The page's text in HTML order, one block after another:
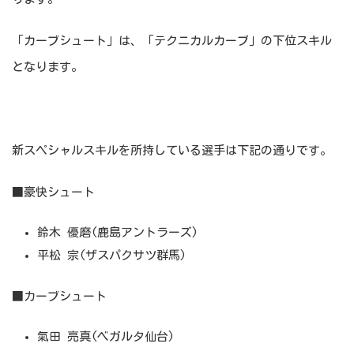
「カーブシュート」は、「テクニカルカーブ」の下位スキル
となります。
新スペシャルスキルを所持している選手は下記の通りです。
■豪快シュート
鈴木 優磨(鹿島アントラーズ)
平松 宗(ザスパクサツ群馬)
■カーブシュート
氣田 亮真(ベガルタ仙台)